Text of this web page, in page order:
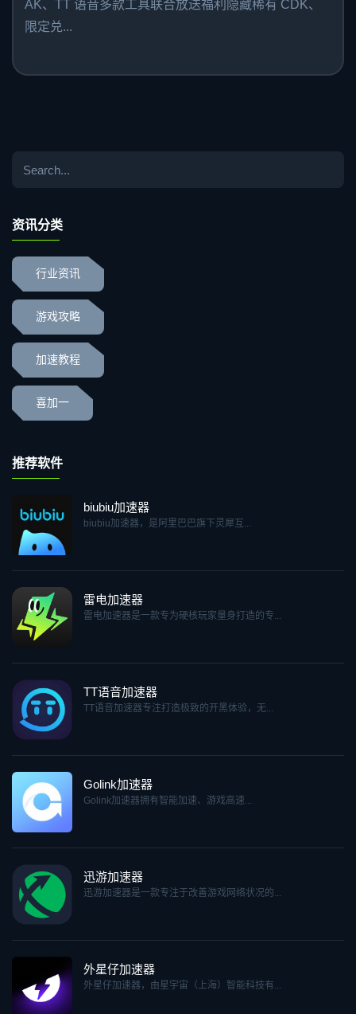
AK、TT 语音多款工具联合放送福利隐藏稀有 CDK、
限定兑...
资讯分类
行业资讯
游戏攻略
加速教程
喜加一
推荐软件
biubiu加速器
biubiu加速器，是阿里巴巴旗下灵犀互...
雷电加速器
雷电加速器是一款专为硬核玩家量身打造的专...
TT语音加速器
TT语音加速器专注打造极致的开黑体验，无...
Golink加速器
Golink加速器拥有智能加速、游戏高速...
迅游加速器
迅游加速器是一款专注于改善游戏网络状况的...
外星仔加速器
外星仔加速器，由星宇宙（上海）智能科技有...